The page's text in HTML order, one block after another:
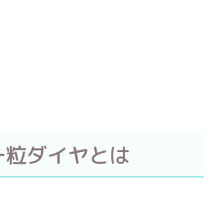
ダイヤとは